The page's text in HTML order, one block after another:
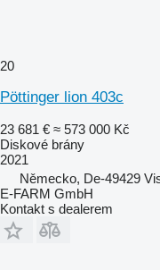
20
Pöttinger lion 403c
23 681 € ≈ 573 000 Kč
Diskové brány
2021
Německo, De-49429
E-FARM GmbH
Kontakt s dealerem